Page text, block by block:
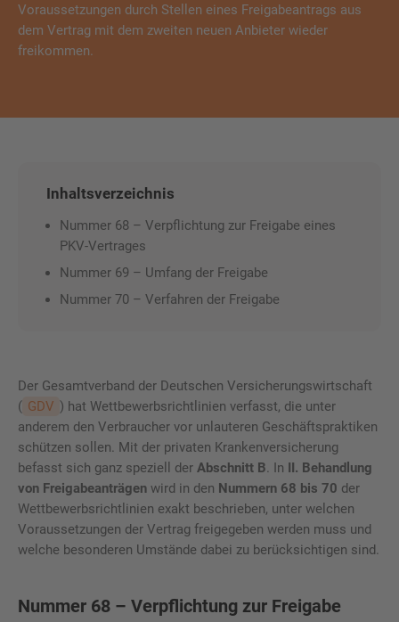
Voraussetzungen durch Stellen eines Freigabeantrags aus
dem Vertrag mit dem zweiten neuen Anbieter wieder
freikommen.
Inhaltsverzeichnis
Nummer 68 – Verpflichtung zur Freigabe eines
PKV-Vertrages
Nummer 69 – Umfang der Freigabe
Nummer 70 – Verfahren der Freigabe
Der Gesamtverband der Deutschen Versicherungswirtschaft
( GDV ) hat Wettbewerbsrichtlinien verfasst, die unter
anderem den Verbraucher vor unlauteren Geschäftspraktiken
schützen sollen. Mit der privaten Krankenversicherung
befasst sich ganz speziell der Abschnitt B. In II. Behandlung
von Freigabeanträgen wird in den Nummern 68 bis 70 der
Wettbewerbsrichtlinien exakt beschrieben, unter welchen
Voraussetzungen der Vertrag freigegeben werden muss und
welche besonderen Umstände dabei zu berücksichtigen sind.
Nummer 68 – Verpflichtung zur Freigabe